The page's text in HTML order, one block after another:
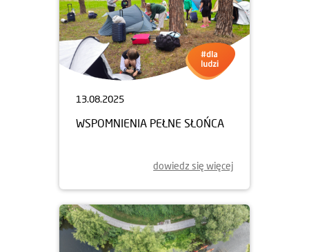
13.08.2025
WSPOMNIENIA PEŁNE SŁOŃCA
dowiedz się więcej